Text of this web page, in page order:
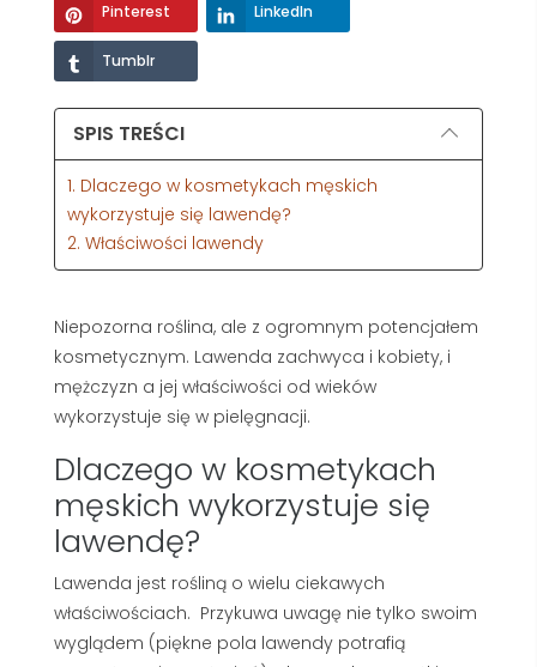
Pinterest LinkedIn
Tumblr
SPIS TREŚCI
1. Dlaczego w kosmetykach męskich
wykorzystuje się lawendę?
2. Właściwości lawendy
Niepozorna roślina, ale z ogromnym potencjałem
kosmetycznym. Lawenda zachwyca i kobiety, i
mężczyzn a jej właściwości od wieków
wykorzystuje się w pielęgnacji.
Dlaczego w kosmetykach
męskich wykorzystuje się
lawendę?
Lawenda jest rośliną o wielu ciekawych
właściwościach. Przykuwa uwagę nie tylko swoim
wyglądem (piękne pola lawendy potrafią